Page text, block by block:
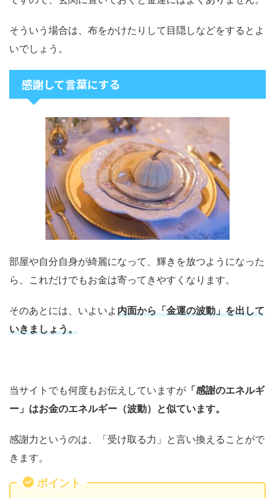
そういう場合は、布をかけたりして目隠しなどをするとよ
いでしょう。
感謝して言葉にする
部屋や自分自身が綺麗になって、輝きを放つようになった
ら、これだけでもお金は寄ってきやすくなります。
そのあとには、いよいよ内面から「金運の波動」を出して
いきましょう。
当サイトでも何度もお伝えしていますが 「感謝のエネルギ
ー」はお金のエネルギー（波動）と似ています。
感謝力というのは、「受け取る力」と言い換えることがで
きます。
ポイント